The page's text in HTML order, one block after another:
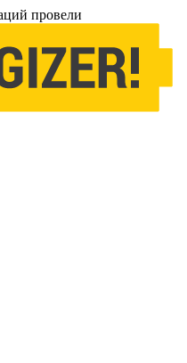
провели